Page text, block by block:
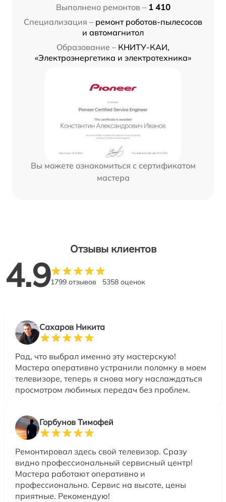
Выполнено ремонтов – 1 410
Специализация – ремонт роботов-пылесосов
и автомагнитол
Образование – КНИТУ-КАИ,
«Электроэнергетика и электротехника»
Вы можете ознакомиться с сертификатом
мастера
Отзывы клиентов
4.91799 отзывов 5358 оценок
Сахаров Никита
Рад, что выбрал именно эту мастерскую!
Мастера оперативно устранили поломку в моем
телевизоре, теперь я снова могу наслаждаться
просмотром любимых передач без проблем.
Горбунов Тимофей
Ремонтировал здесь свой телевизор. Сразу
видно профессиональный сервисный центр!
Мастера работают оперативно и
профессионально. Сервис на высоте, цены
приятные. Рекомендую!